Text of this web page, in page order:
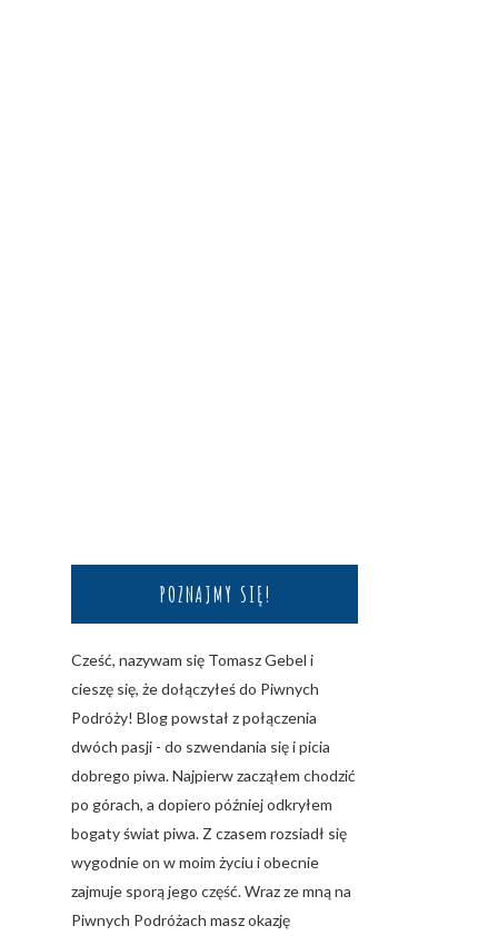
POZNAJMY SIĘ!
Cześć, nazywam się Tomasz Gebel i
cieszę się, że dołączyłeś do Piwnych
Podróży! Blog powstał z połączenia
dwóch pasji - do szwendania się i picia
dobrego piwa. Najpierw zacząłem chodzić
po górach, a dopiero później odkryłem
bogaty świat piwa. Z czasem rozsiadł się
wygodnie on w moim życiu i obecnie
zajmuje sporą jego część. Wraz ze mną na
Piwnych Podróżach masz okazję